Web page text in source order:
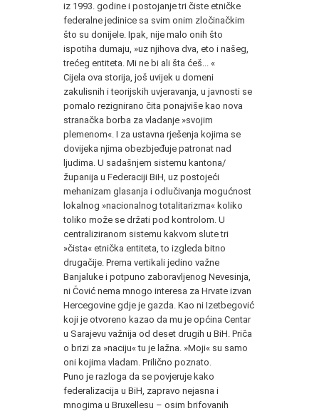
iz 1993. godine i postojanje tri čiste etničke
federalne jedinice sa svim onim zločinačkim
što su donijele. Ipak, nije malo onih što
ispotiha dumaju, »uz njihova dva, eto i našeg,
trećeg entiteta. Mi ne bi ali šta ćeš... «
Cijela ova storija, još uvijek u domeni
zakulisnih i teorijskih uvjeravanja, u javnosti se
pomalo rezignirano čita ponajviše kao nova
stranačka borba za vladanje »svojim
plemenom«. I za ustavna rješenja kojima se
dovijeka njima obezbjeđuje patronat nad
ljudima. U sadašnjem sistemu kantona/
županija u Federaciji BiH, uz postojeći
mehanizam glasanja i odlučivanja mogućnost
lokalnog »nacionalnog totalitarizma« koliko
toliko može se držati pod kontrolom. U
centraliziranom sistemu kakvom slute tri
»čista« etnička entiteta, to izgleda bitno
drugačije. Prema vertikali jedino važne
Banjaluke i potpuno zaboravljenog Nevesinja,
ni Čović nema mnogo interesa za Hrvate izvan
Hercegovine gdje je gazda. Kao ni Izetbegović
koji je otvoreno kazao da mu je općina Centar
u Sarajevu važnija od deset drugih u BiH. Priča
o brizi za »naciju« tu je lažna. »Moji« su samo
oni kojima vladam. Prilično poznato.
Puno je razloga da se povjeruje kako
federalizacija u BiH, zapravo nejasna i
mnogima u Bruxellesu – osim brifovanih